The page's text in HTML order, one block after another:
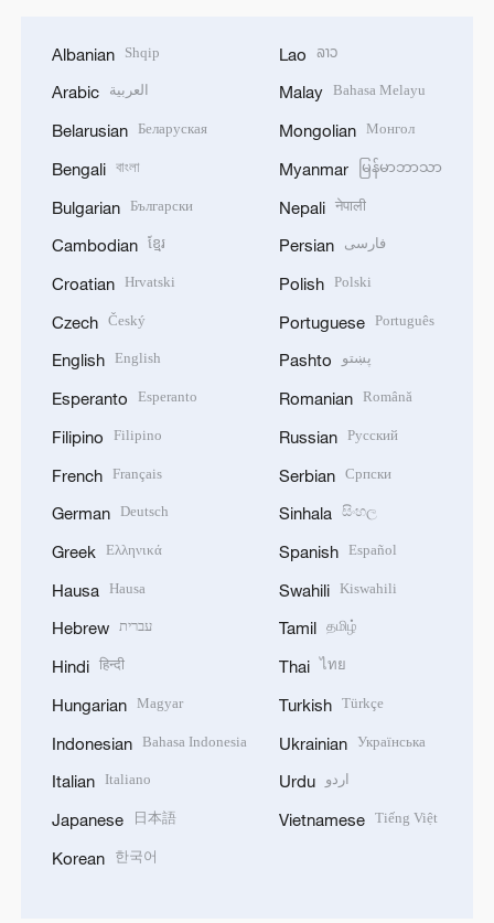
Albanian Shqip
Arabic العربية
Belarusian Беларуская
Bengali বাংলা
Bulgarian Български
Cambodian ខ្មែរ
Croatian Hrvatski
Czech Český
English English
Esperanto Esperanto
Filipino Filipino
French Français
German Deutsch
Greek Ελληνικά
Hausa Hausa
Hebrew עברית
Hindi हिन्दी
Hungarian Magyar
Indonesian Bahasa Indonesia
Italian Italiano
Japanese 日本語
Korean 한국어
Lao ລາວ
Malay Bahasa Melayu
Mongolian Монгол
Myanmar မြန်မာဘာသာ
Nepali नेपाली
Persian فارسی
Polish Polski
Portuguese Português
Pashto پښتو
Romanian Română
Russian Русский
Serbian Српски
Sinhala සිංහල
Spanish Español
Swahili Kiswahili
Tamil தமிழ்
Thai ไทย
Turkish Türkçe
Ukrainian Українська
Urdu اردو
Vietnamese Tiếng Việt